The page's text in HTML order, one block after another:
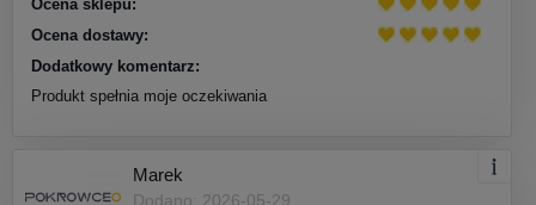
Ocena sklepu:
Ocena dostawy:
Dodatkowy komentarz:
Produkt spełnia moje oczekiwania
Marek
Dodano: 2026-05-29